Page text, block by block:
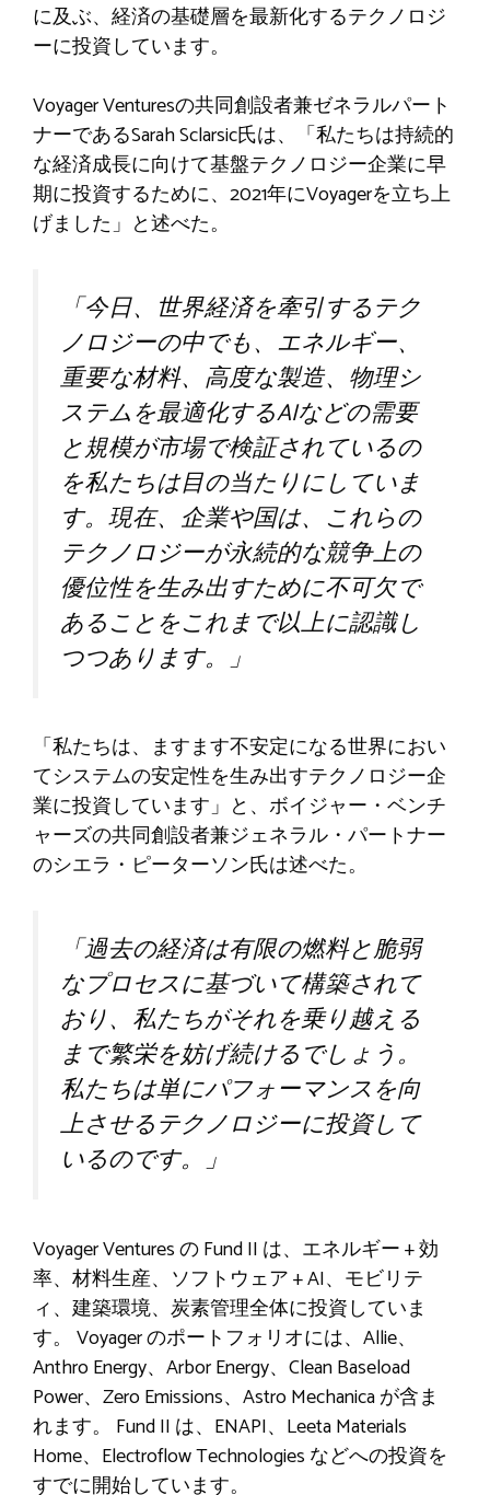
に及ぶ、経済の基礎層を最新化するテクノロジ
ーに投資しています。
Voyager Venturesの共同創設者兼ゼネラルパート
ナーであるSarah Sclarsic氏は、「私たちは持続的
な経済成長に向けて基盤テクノロジー企業に早
期に投資するために、2021年にVoyagerを立ち上
げました」と述べた。
「今日、世界経済を牽引するテク
ノロジーの中でも、エネルギー、
重要な材料、高度な製造、物理シ
ステムを最適化するAIなどの需要
と規模が市場で検証されているの
を私たちは目の当たりにしていま
す。現在、企業や国は、これらの
テクノロジーが永続的な競争上の
優位性を生み出すために不可欠で
あることをこれまで以上に認識し
つつあります。」
「私たちは、ますます不安定になる世界におい
てシステムの安定性を生み出すテクノロジー企
業に投資しています」と、ボイジャー・ベンチ
ャーズの共同創設者兼ジェネラル・パートナー
のシエラ・ピーターソン氏は述べた。
「過去の経済は有限の燃料と脆弱
なプロセスに基づいて構築されて
おり、私たちがそれを乗り越える
まで繁栄を妨げ続けるでしょう。
私たちは単にパフォーマンスを向
上させるテクノロジーに投資して
いるのです。」
Voyager Ventures の Fund II は、エネルギー + 効
率、材料生産、ソフトウェア + AI、モビリテ
ィ、建築環境、炭素管理全体に投資していま
す。 Voyager のポートフォリオには、Allie、
Anthro Energy、Arbor Energy、Clean Baseload
Power、Zero Emissions、Astro Mechanica が含ま
れます。 Fund II は、ENAPI、Leeta Materials
Home、Electroflow Technologies などへの投資を
すでに開始しています。